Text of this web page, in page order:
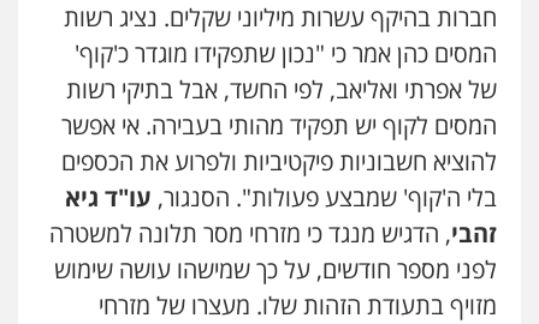
חברות בהיקף עשרות מיליוני שקלים. נציג רשות
המסים כהן אמר כי "נכון שתפקידו מוגדר כ'קוף'
של אפרתי ואליאב, לפי החשד, אבל בתיקי רשות
המסים לקוף יש תפקיד מהותי בעבירה. אי אפשר
להוציא חשבוניות פיקטיביות ולפרוע את הכספים
בלי ה'קוף' שמבצע פעולות". הסנגור, עו"ד גיא
זהבי, הדגיש מנגד כי מזרחי מסר תלונה למשטרה
לפני מספר חודשים, על כך שמישהו עושה שימוש
מזויף בתעודת הזהות שלו. מעצרו של מזרחי